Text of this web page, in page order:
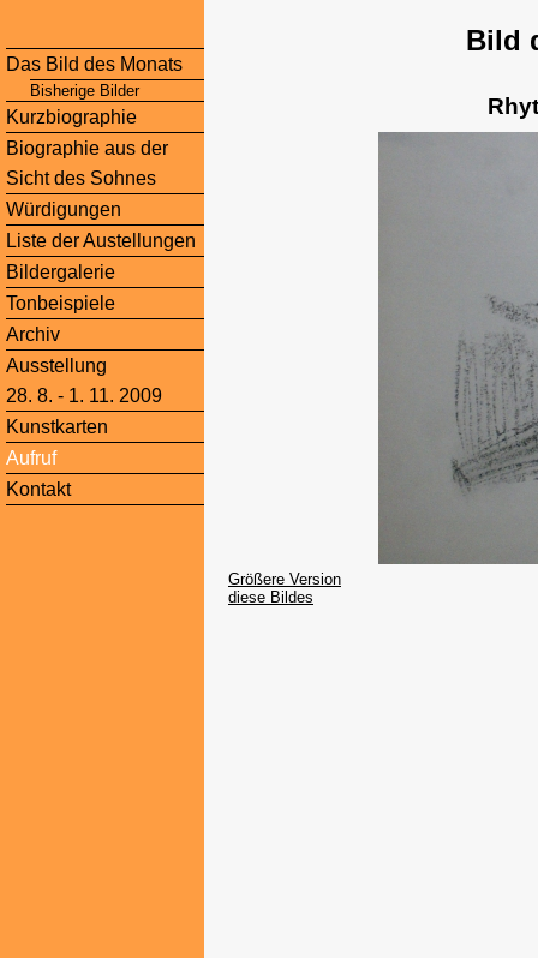
Bild
Größere Version
diese Bildes
Das Bild des Monats
Bisherige Bilder
Kurzbiographie
Biographie aus der
Sicht des Sohnes
Würdigungen
Liste der Austellungen
Bildergalerie
Tonbeispiele
Archiv
Ausstellung
28. 8. - 1. 11. 2009
Kunstkarten
Aufruf
Kontakt